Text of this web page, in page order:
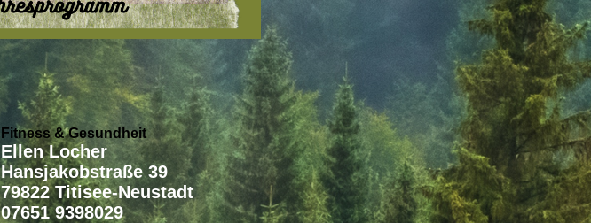
Fitness & Gesundheit
Ellen Locher
Hansjakobstraße 39
79822 Titisee-Neustadt
07651 9398029